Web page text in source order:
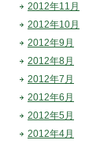
2012年11月
2012年10月
2012年9月
2012年8月
2012年7月
2012年6月
2012年5月
2012年4月